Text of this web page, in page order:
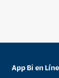
App Bi en